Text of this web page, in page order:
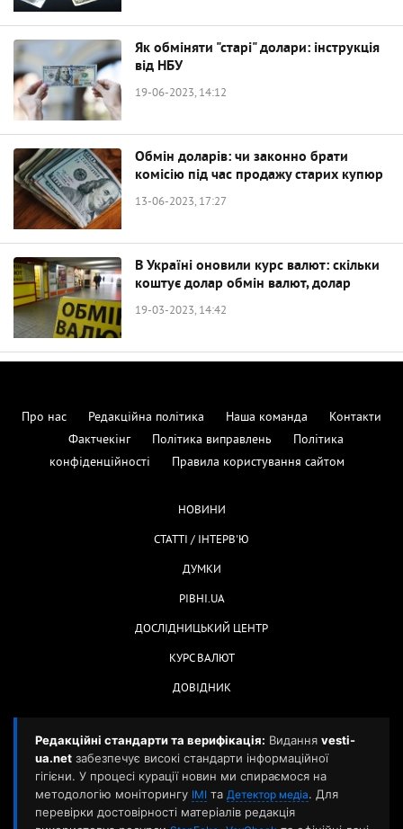
Як обміняти "старі" долари: інструкція
від НБУ
19-06-2023, 14:12
Обмін доларів: чи законно брати
комісію під час продажу старих купюр
13-06-2023, 17:27
В Україні оновили курс валют: скільки
коштує долар обмін валют, долар
19-03-2023, 14:42
Про нас Редакційна політика Наша команда
Контакти
Фактчекінг
Політика виправлень
Політика
конфіденційності
Правила користування сайтом
НОВИНИ
СТАТТІ / ІНТЕРВ'Ю
ДУМКИ
РІВНІ.UA
ДОСЛІДНИЦЬКИЙ ЦЕНТР
КУРС ВАЛЮТ
ДОВІДНИК
Редакційні стандарти та верифікація: Видання vesti-
ua.net забезпечує високі стандарти інформаційної
гігієни. У процесі курації новин ми спираємося на
методологію моніторингу ІМІ та Детектор медіа. Для
перевірки достовірності матеріалів редакція